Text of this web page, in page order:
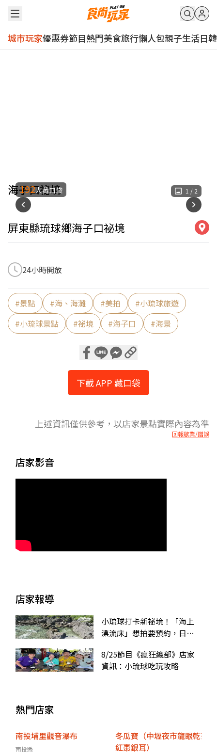
城市玩家優惠券節目熱門美食旅行懶人包親子生活日韓
海子口祕境 1 / 2
192人藏口袋
屏東縣琉球鄉海子口祕境
24小時開放
#景點 #海、海灘 #美拍 #小琉球旅遊
#小琉球景點 #祕境 #海子口 #海景
下載 APP 藏口袋
上述資訊僅供參考，以店家景點實際內容為準
回報歇業/錯誤
店家影音
店家報導
小琉球打卡新祕境！「海上
漂流床」想拍要預約，日光
8/25節目《瘋狂總部》店家
資訊：小琉球吃玩攻略
熱門店家
南投埔里觀音瀑布
南投縣
冬瓜寶（中壢夜市龍眼乾茶
紅棗銀耳）